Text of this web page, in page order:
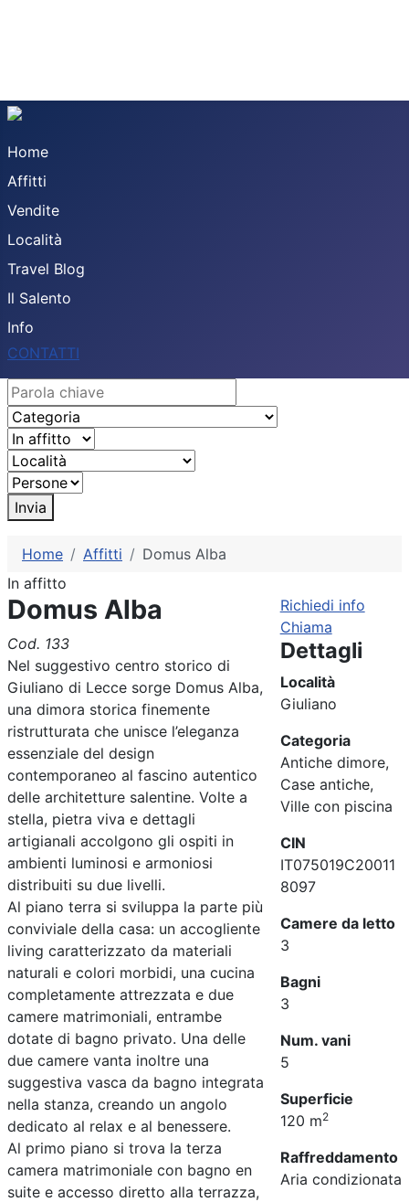
Home
Affitti
Vendite
Località
Travel Blog
Il Salento
Info
CONTATTI
Invia
Home Affitti
Domus Alba
In affitto
Domus Alba
Cod. 133
Nel suggestivo centro storico di
Giuliano di Lecce sorge Domus Alba,
una dimora storica finemente
ristrutturata che unisce l’eleganza
essenziale del design
contemporaneo al fascino autentico
delle architetture salentine. Volte a
stella, pietra viva e dettagli
artigianali accolgono gli ospiti in
ambienti luminosi e armoniosi
distribuiti su due livelli.
Al piano terra si sviluppa la parte più
conviviale della casa: un accogliente
living caratterizzato da materiali
naturali e colori morbidi, una cucina
completamente attrezzata e due
camere matrimoniali, entrambe
dotate di bagno privato. Una delle
due camere vanta inoltre una
suggestiva vasca da bagno integrata
nella stanza, creando un angolo
dedicato al relax e al benessere.
Al primo piano si trova la terza
camera matrimoniale con bagno en
suite e accesso diretto alla terrazza,
Richiedi info
Chiama
Dettagli
Località
Giuliano
Categoria
Antiche dimore,
Case antiche,
Ville con piscina
CIN
IT075019C20011
8097
Camere da letto
3
Bagni
3
Num. vani
5
Superficie
120 m2
Raffreddamento
Aria condizionata